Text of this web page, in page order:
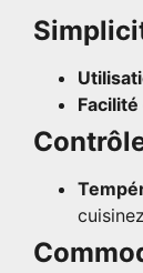
Facilité